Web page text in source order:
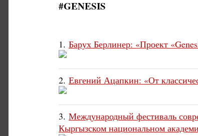
#GENESIS
1. Барух Берлинер: «Проект
2. Евгений Ацапкин: «От
3. Международный фестиваль
Кыргызском национальном